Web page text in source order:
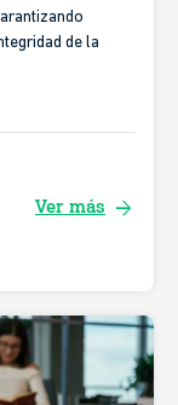
de la
Ver más arrow_forward